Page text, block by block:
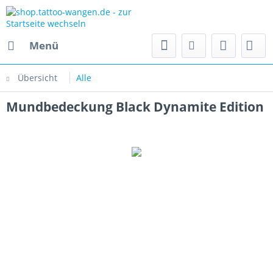
Menü
Übersicht Alle
Mundbedeckung Black Dynamite Edition